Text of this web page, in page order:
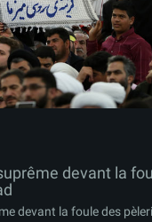
devant la
devant la foule des